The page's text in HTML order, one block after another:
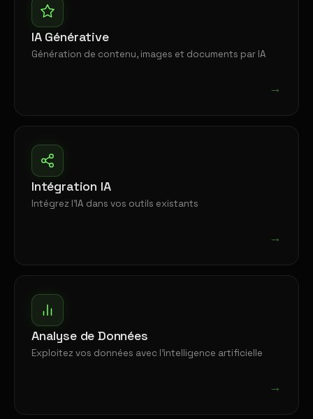
IA Générative
Génération de contenu, images et documents par IA
→
Intégration IA
Intégrez l'IA dans vos outils existants
→
Analyse de Données
Exploitez vos données avec l'intelligence artificielle
→